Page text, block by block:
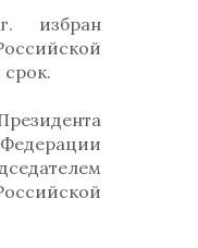
избран